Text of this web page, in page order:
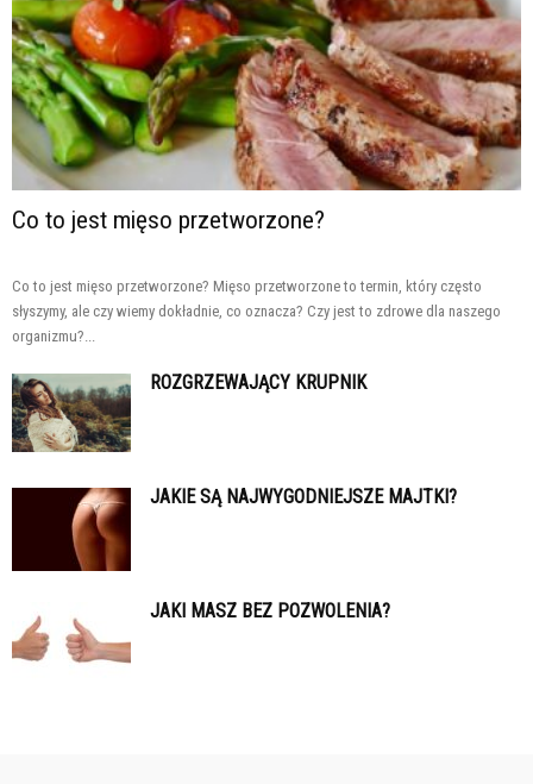
Co to jest mięso przetworzone?
Co to jest mięso przetworzone? Mięso przetworzone to termin, który często
słyszymy, ale czy wiemy dokładnie, co oznacza? Czy jest to zdrowe dla naszego
organizmu?...
ROZGRZEWAJĄCY KRUPNIK
JAKIE SĄ NAJWYGODNIEJSZE MAJTKI?
JAKI MASZ BEZ POZWOLENIA?